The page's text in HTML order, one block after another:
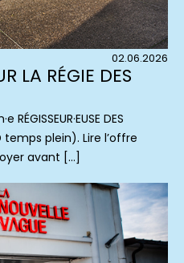
02.06.2026
LA RÉGIE DES
DES
temps plein). Lire l’offre
avant […]